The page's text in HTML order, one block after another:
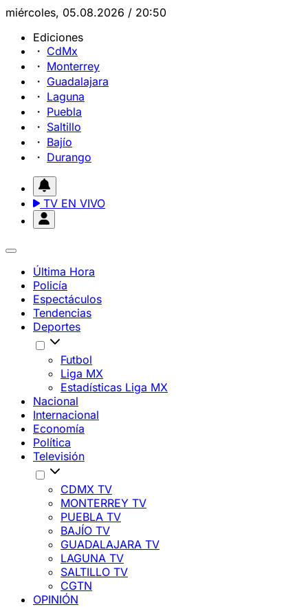
miércoles, 05.08.2026 / 20:50
Ediciones
CdMx
Monterrey
Guadalajara
Laguna
Puebla
Saltillo
Bajío
Durango
TV EN VIVO
Última Hora
Policía
Espectáculos
Tendencias
Deportes
Futbol
Liga MX
Estadísticas Liga MX
Nacional
Internacional
Economía
Política
Televisión
CDMX TV
MONTERREY TV
PUEBLA TV
BAJÍO TV
GUADALAJARA TV
LAGUNA TV
SALTILLO TV
CGTN
OPINIÓN